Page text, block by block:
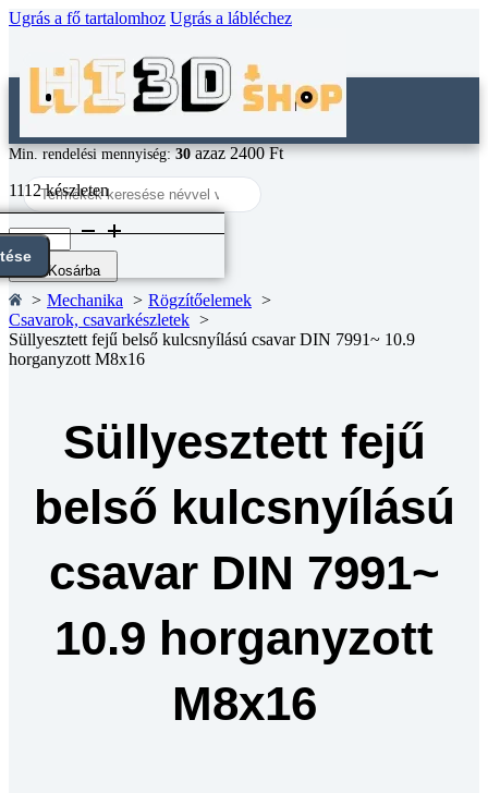
Ugrás a fő tartalomhoz Ugrás a lábléchez
Search
...
Min. rendelési mennyiség:30azaz 2400 Ft
1112 készleten
Süllyesztett
fejű
belső
kulcsnyílású
csavar
DIN
7991~
10.9
mennyiség
Kosárba
Mechanika
Rögzítőelemek
Csavarok, csavarkészletek
Süllyesztett fejű belső kulcsnyílású csavar DIN 7991~ 10.9
horganyzott M8x16
Süllyesztett fejű
belső kulcsnyílású
csavar DIN 7991~
10.9 horganyzott
M8x16